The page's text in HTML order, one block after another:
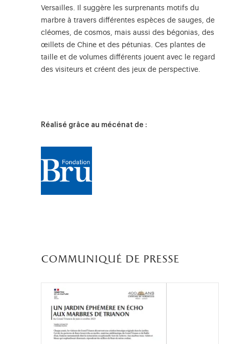
Versailles. Il suggère les surprenants motifs du
marbre à travers différentes espèces de sauges, de
cléomes, de cosmos, mais aussi des bégonias, des
œillets de Chine et des pétunias. Ces plantes de
taille et de volumes différents jouent avec le regard
des visiteurs et créent des jeux de perspective.
Réalisé grâce au mécénat de :
communiqué de presse